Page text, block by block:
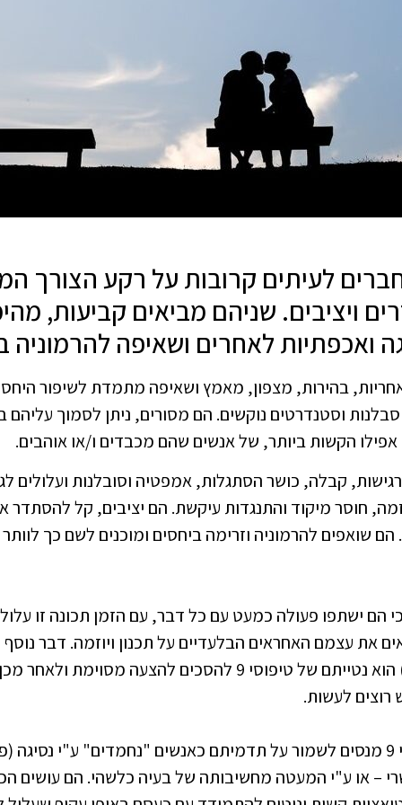
לעיתים קרובות על רקע הצורך
ויציבים. שניהם מביאים קביעות,
ואכפתיות לאחרים ושאיפה להרמוניה
בהירות, מצפון, מאמץ ושאיפה מתמדת לשיפור
וסטנדרטים נוקשים. הם מסורים, ניתן לסמוך עליהם
אפילו הקשות ביותר, של אנשים שהם מכבדים ו/או אוהבים.
קבלה, כושר הסתגלות, אמפטיה וסובלנות ועלולים
חוסר מיקוד והתנגדות עיקשת. הם יציבים, קל להסתדר
הם שואפים להרמוניה וזרימה ביחסים ומוכנים לשם כך
להסתדר כי הם ישתפו פעולה כמעט עם כל דבר, עם הזמן תכונה זו
את עצמם האחראים הבלעדיים על תכנון ויוזמה. דבר
לשותפים לעבודה וחברים) הוא נטייתם של טיפוסי 9 להסכים
לעשות.
שלא כמו טיפוסי 1, טיפוסי 9 מנסים לשמור על תדמיתם כאנשים "נחמדים" ע"י
– או ע"י המעטה מחשיבותה של בעיה כלשהי. הם עושים